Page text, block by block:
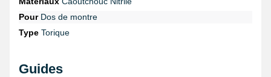
PourDos de montre
Type Torique
Guides